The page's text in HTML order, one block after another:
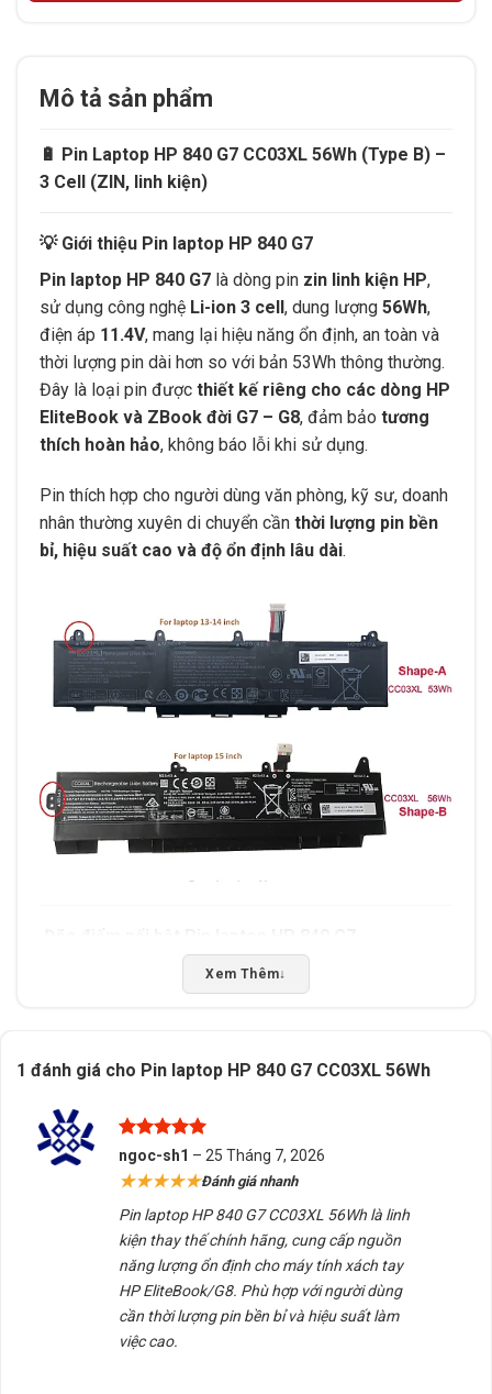
Mô tả sản phẩm
🔋 Pin Laptop HP 840 G7 CC03XL 56Wh (Type B) –
3 Cell (ZIN, linh kiện)
💡Giới thiệu Pin laptop HP 840 G7
Pin laptop HP 840 G7 là dòng pin zin linh kiện HP,
sử dụng công nghệ Li-ion 3 cell , dung lượng 56Wh,
điện áp 11.4V, mang lại hiệu năng ổn định, an toàn và
thời lượng pin dài hơn so với bản 53Wh thông thường.
Đây là loại pin được thiết kế riêng cho các dòng HP
EliteBook và ZBook đời G7 – G8, đảm bảo tương
thích hoàn hảo, không báo lỗi khi sử dụng.
Pin thích hợp cho người dùng văn phòng, kỹ sư, doanh
nhân thường xuyên di chuyển cần thời lượng pin bền
bỉ, hiệu suất cao và độ ổn định lâu dài.
– nâng cấp đáng kể so với bản
53Wh, kéo dài thời gian sử dụng từ 6–8 tiếng (tùy cấu
⚙️Công nghệ pin Li-ion 3 cell, ổn định điện áp,
chống chai pin và quá nhiệt.
💯Hàng ZIN chính hãng HP, tương thích tuyệt đối với
bo mạch và sạc chuẩn của máy.
Bảo vệ thông minh:chống quá dòng, quá nhiệt,
đoản mạch, sạc xả thông minh.
Phiên bản Type B, cần kiểm tra kỹ mã và dung
lượng pin (Wh) trước khi thay thế.
Xem Thêm↓
1 đánh giá cho Pin laptop HP 840 G7 CC03XL 56Wh
Được xếp
hạng5
5
sao
ngoc-sh1 – 25 Tháng 7, 2026
★★★★★Đánh giá nhanh
Pin laptop HP 840 G7 CC03XL 56Wh là linh
kiện thay thế chính hãng, cung cấp nguồn
năng lượng ổn định cho máy tính xách tay
HP EliteBook/G8. Phù hợp với người dùng
cần thời lượng pin bền bỉ và hiệu suất làm
việc cao.